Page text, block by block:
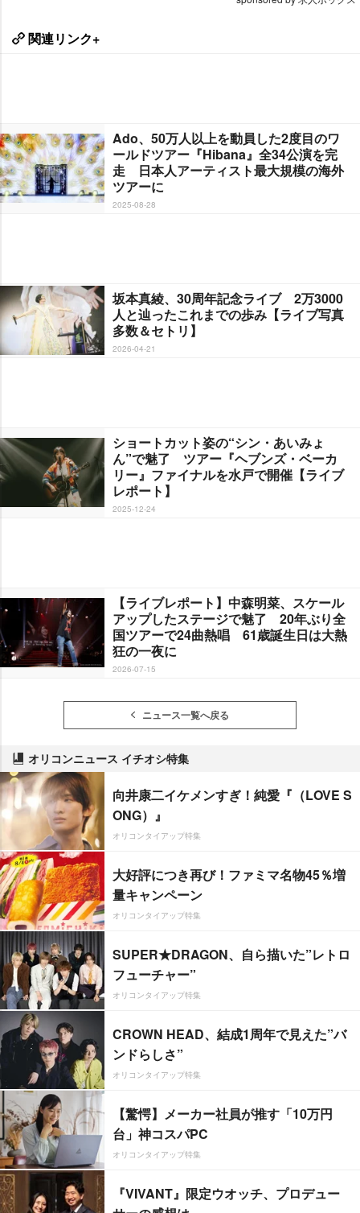
関連リンク+
Ado、50万人以上を動員した2度目のワ
ールドツアー『Hibana』全34公演を完
走 日本人アーティスト最大規模の海外
ツアーに
2025-08-28
坂本真綾、30周年記念ライブ 2万3000
人と辿ったこれまでの歩み【ライブ写真
多数＆セトリ】
2026-04-21
ショートカット姿の“シン・あいみょ
ん”で魅了 ツアー『ヘブンズ・ベーカ
リー』ファイナルを水戸で開催【ライブ
レポート】
2025-12-24
【ライブレポート】中森明菜、スケール
アップしたステージで魅了 20年ぶり全
国ツアーで24曲熱唱 61歳誕生日は大熱
狂の一夜に
2026-07-15
ニュース一覧へ戻る
オリコンニュース イチオシ特集
向井康二イケメンすぎ！純愛『（LOVE S
ONG）』
オリコンタイアップ特集
大好評につき再び！ファミマ名物45％増
量キャンペーン
オリコンタイアップ特集
SUPER★DRAGON、自ら描いた”レトロ
フューチャー”
オリコンタイアップ特集
CROWN HEAD、結成1周年で見えた”バ
ンドらしさ”
オリコンタイアップ特集
【驚愕】メーカー社員が推す「10万円
台」神コスパPC
オリコンタイアップ特集
『VIVANT』限定ウオッチ、プロデュー